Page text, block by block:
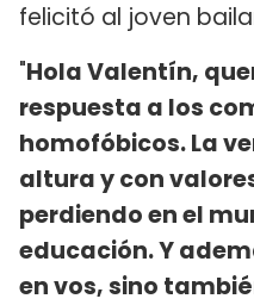
felicitó al joven
"Hola Valentín,
respuesta a los
homofóbicos. La
altura y con
perdiendo en el
educación. Y
en vos, sino